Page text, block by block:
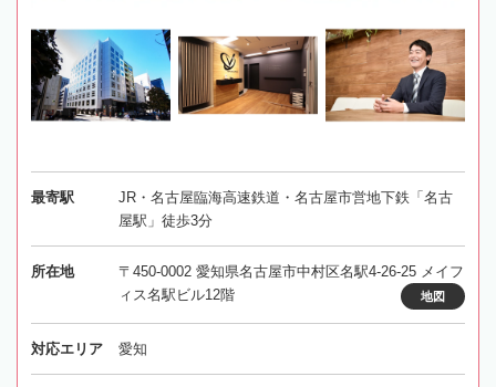
最寄駅
JR・名古屋臨海高速鉄道・名古屋市営地下鉄「名古
屋駅」徒歩3分
所在地
〒450-0002 愛知県名古屋市中村区名駅4-26-25 メイフ
ィス名駅ビル12階
地図
対応エリア 愛知